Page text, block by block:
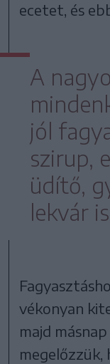
ecetet, és
A
jól
szirup,
üdítő,
lekvár
vékonyan
majd